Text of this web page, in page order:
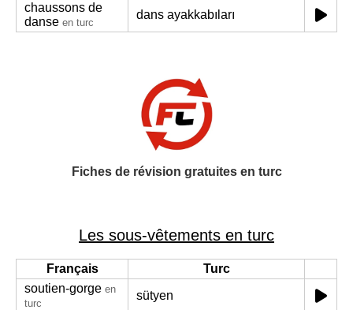
chaussons de
danse en turc
dans ayakkabıları
Fiches de révision gratuites en turc
Les sous-vêtements en turc
Français
Turc
soutien-gorge en
turc
sütyen